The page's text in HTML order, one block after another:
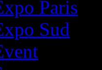
Paris
Sud